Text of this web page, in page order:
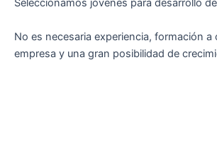
Seleccionamos jóvenes para desarrollo
No es necesaria experiencia, formación a
empresa y una gran posibilidad de